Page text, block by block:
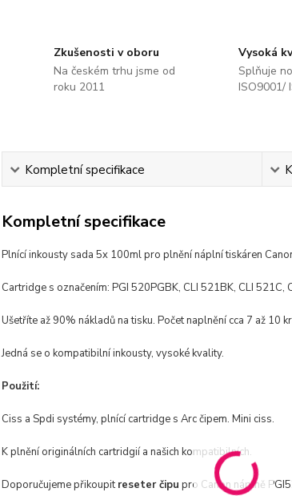
Zkušenosti v oboru
Na českém trhu jsme od
roku 2011
Vysoká
Splňuje
ISO9001/
Kompletní specifikace
Kompletní specifikace
Plnící inkousty sada 5x 100ml pro plnění náplní tiskáren
Cartridge s označením: PGI 520PGBK, CLI 521BK, CLI 521C,
Ušetříte až 90% nákladů na tisku. Počet naplnění cca 7 až 10
Jedná se o kompatibilní inkousty, vysoké kvality.
Použití:
Ciss a Spdi systémy, plnící cartridge s Arc čipem. Mini ciss.
K plnění originálních cartridgií a našich kompatibilních.
Doporučujeme přikoupitreseter čipu pro Canon náplně